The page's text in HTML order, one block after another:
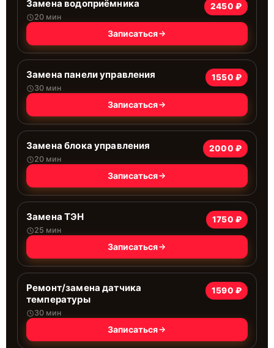
Замена водоприёмника
20 мин
2450 ₽
Записаться
Замена панели управления
30 мин
1550 ₽
Записаться
Замена блока управления
20 мин
2000 ₽
Записаться
Замена ТЭН
25 мин
1750 ₽
Записаться
Ремонт/замена датчика
температуры
30 мин
1590 ₽
Записаться